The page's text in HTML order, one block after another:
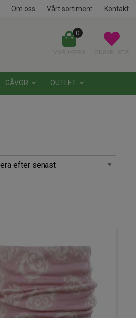
Om oss Vårt sortiment Kontakt
0
GÅVOR OUTLET